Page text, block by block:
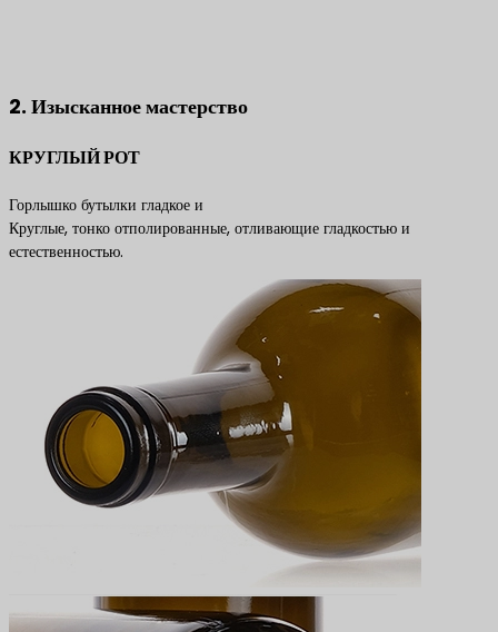
2. Изысканное мастерство
КРУГЛЫЙ РОТ
Горлышко бутылки гладкое и
Круглые, тонко отполированные, отливающие гладкостью и
естественностью.